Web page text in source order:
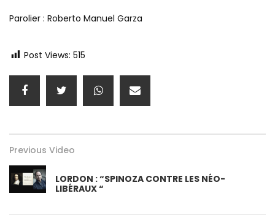
Parolier : Roberto Manuel Garza
Post Views: 515
Previous Video
LORDON : “SPINOZA CONTRE LES NÉO-
LIBÉRAUX “